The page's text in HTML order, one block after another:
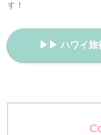
す！
▶︎▶︎ ハワイ旅